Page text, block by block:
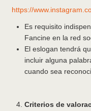
https://
Es requisito
Fancine en la red
El eslogan tendrá
incluir alguna
cuando sea
Criterios de